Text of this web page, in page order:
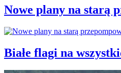
Nowe plany na starą
Białe flagi na